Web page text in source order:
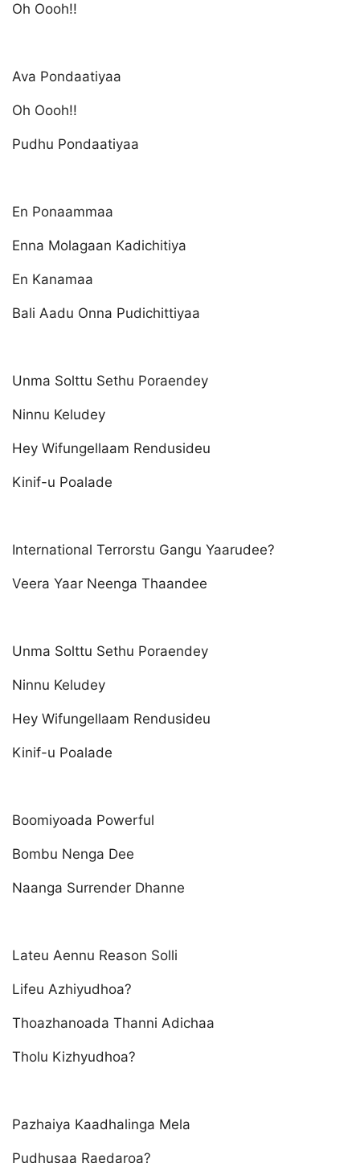
Oh Oooh!!
Ava Pondaatiyaa
Oh Oooh!!
Pudhu Pondaatiyaa
En Ponaammaa
Enna Molagaan Kadichitiya
En Kanamaa
Bali Aadu Onna Pudichittiyaa
Unma Solttu Sethu Poraendey
Ninnu Keludey
Hey Wifungellaam Rendusideu
Kinif-u Poalade
International Terrorstu Gangu Yaarudee?
Veera Yaar Neenga Thaandee
Unma Solttu Sethu Poraendey
Ninnu Keludey
Hey Wifungellaam Rendusideu
Kinif-u Poalade
Boomiyoada Powerful
Bombu Nenga Dee
Naanga Surrender Dhanne
Lateu Aennu Reason Solli
Lifeu Azhiyudhoa?
Thoazhanoada Thanni Adichaa
Tholu Kizhyudhoa?
Pazhaiya Kaadhalinga Mela
Pudhusaa Raedaroa?